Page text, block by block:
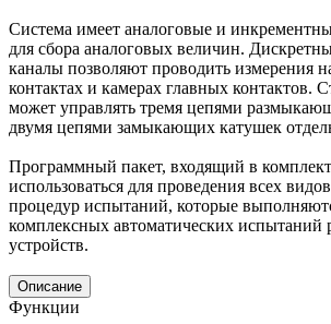
Система имеет аналоговые и
для сбора аналоговых величин.
каналы позволяют проводить измерения
контактах и камерах главных контактов.
может управлять тремя цепями
двумя цепями замыкающих катушек
Программный пакет, входящий в
использоваться для проведения всех
процедур испытаний, которые
комплексных автоматических испытаний
устройств.
Описание
Функции